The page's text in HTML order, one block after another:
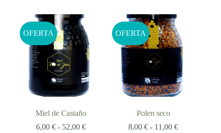
12,00 €.
10,00 €.
52,00 €
OFERTA
Miel de Castaño
6,00€ - 52,00€Rango
OFERTA
Polen seco
8,00€ - 11,00€Rango